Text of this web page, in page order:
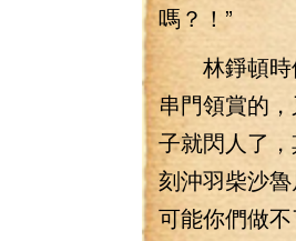
嗎？！”
林錚頓時
串門領賞的
子就閃人了
刻沖羽柴沙
可能你們做